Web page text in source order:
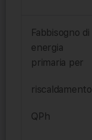
Fabbisogno di
energia
primaria per
riscaldamento
QPh